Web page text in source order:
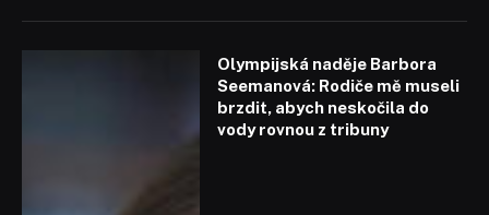
Olympijská naděje Barbora
Seemanová: Rodiče mě museli
brzdit, abych neskočila do
vody rovnou z tribuny